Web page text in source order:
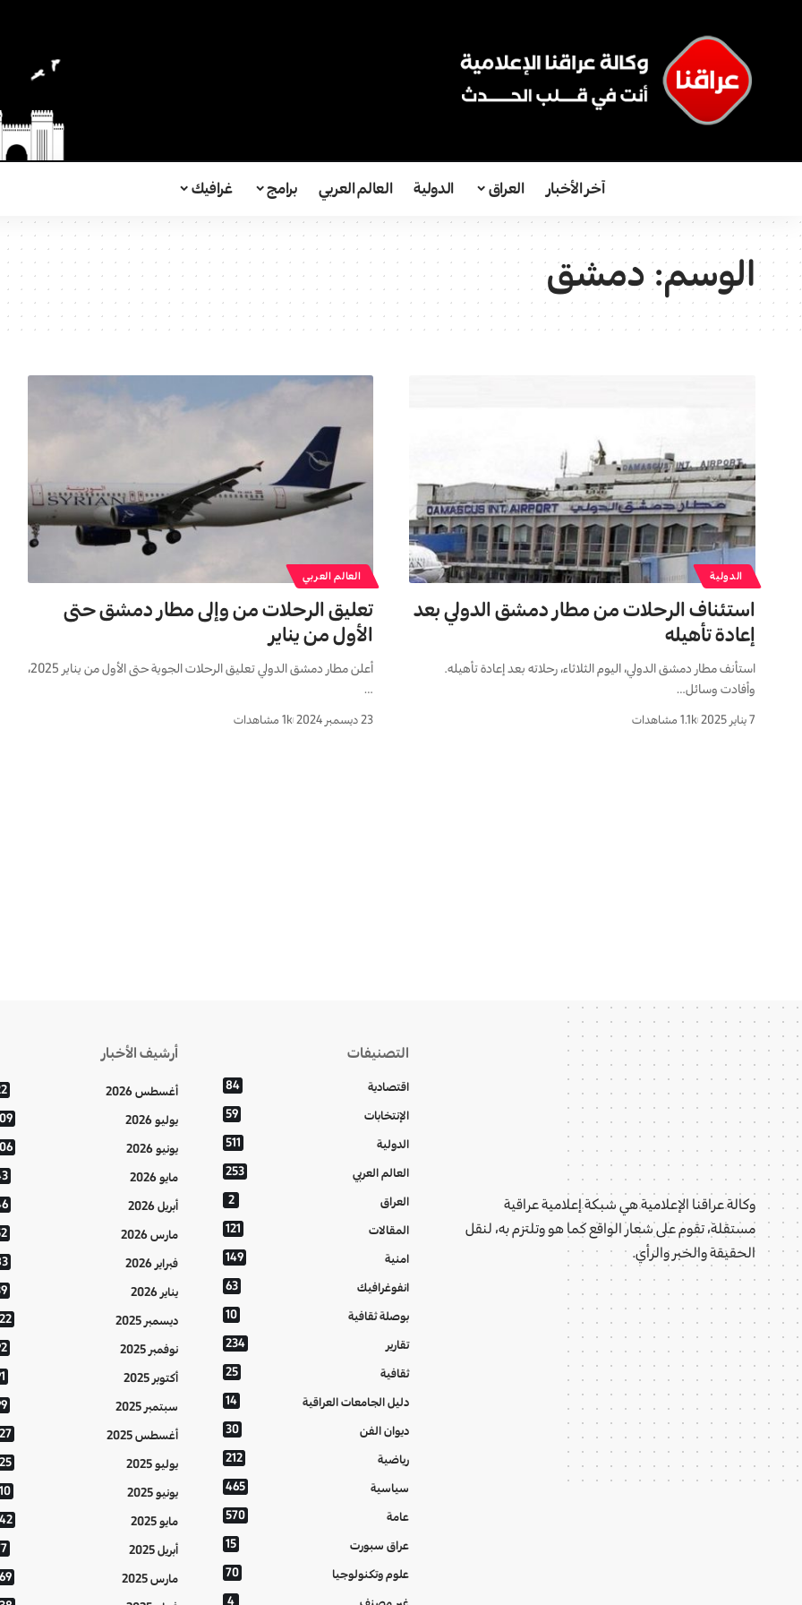
آخر الأخبار العراق الدولية العالم العربي برامج غرافيك
الوسم:دمشق
الدولية
استئناف الرحلات من مطار دمشق الدولي بعد
إعادة تأهيله
استأنف مطار دمشق الدولي، اليوم الثلاثاء، رحلاته بعد إعادة تأهيله.
وأفادت وسائل…
7 يناير 2025 1.1k مشاهدات
العالم العربي
تعليق الرحلات من وإلى مطار دمشق حتى
الأول من يناير
أعلن مطار دمشق الدولي تعليق الرحلات الجوية حتى الأول من يناير 2025،
…
23 ديسمبر 2024 1k مشاهدات
وكالة عراقنا الإعلامية هي شبكة إعلامية عراقية
مستقلة، تقوم على شعار الواقع كما هو وتلتزم به، لنقل
الحقيقة والخبر والرأي.
التصنيفات
اقتصادية 84
الإنتخابات 59
الدولية 511
العالم العربي 253
العراق 2
المقالات 121
امنية 149
انفوغرافيك 63
بوصلة ثقافية 10
تقارير 234
ثقافية 25
دليل الجامعات العراقية 14
ديوان الفن 30
رياضية 212
سياسية 465
عامة 570
عراق سبورت 15
علوم وتكنولوجيا 70
4
أرشيف الأخبار
أغسطس 2026
يوليو 2026
يونيو 2026
مايو 2026
أبريل 2026
مارس 2026
فبراير 2026
يناير 2026
ديسمبر 2025
نوفمبر 2025
أكتوبر 2025
سبتمبر 2025
أغسطس 2025
يوليو 2025
يونيو 2025
مايو 2025
أبريل 2025
مارس 2025